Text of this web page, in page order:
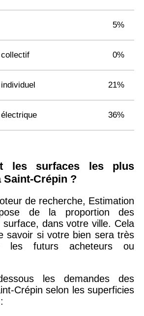
5%
0%
21%
36%
les surfaces les plus
Saint-Crépin ?
de recherche, Estimation
de la proportion des
dans votre ville. Cela
savoir si votre bien sera très
les futurs acheteurs ou
les demandes des
Crépin selon les superficies